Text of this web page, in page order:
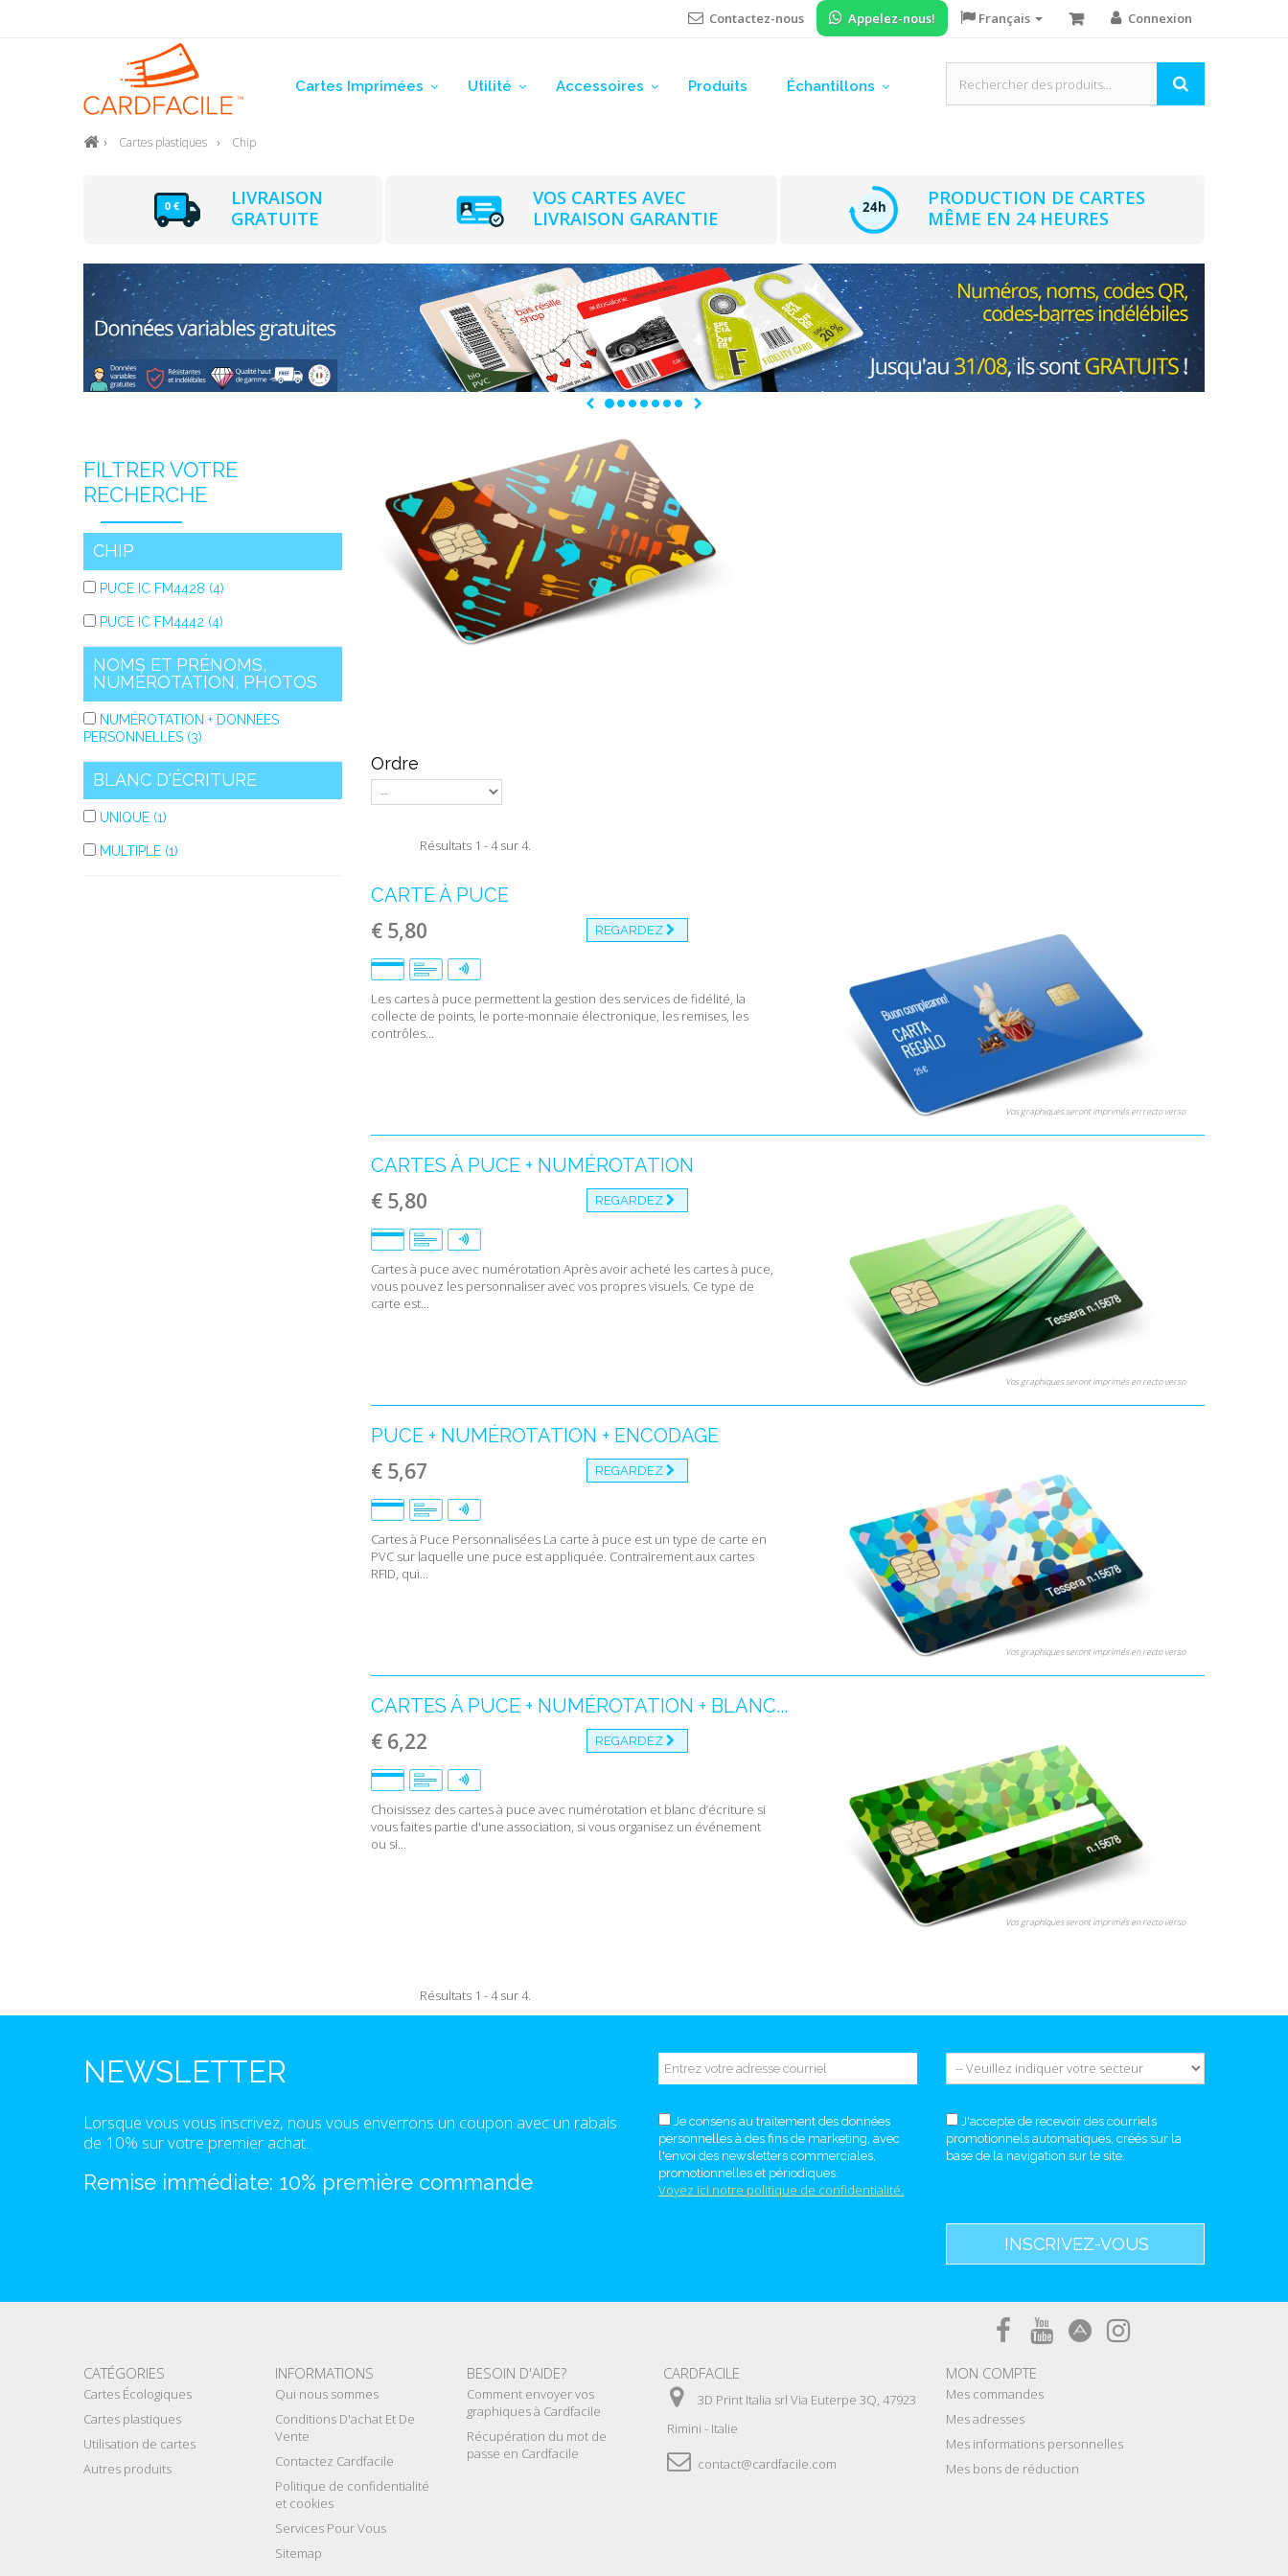
Connexion
Français
Contactez-nous Appelez-nous!
Cartes Imprimées Utilité Accessoires Produits Échantillons
Cartes plastiques Chip
LIVRAISON
GRATUITE
VOS CARTES AVEC
LIVRAISON GARANTIE
PRODUCTION DE CARTES
MÊME EN 24 HEURES
Previous
FILTRER VOTRE
RECHERCHE
CHIP
PUCE IC FM4428 (4)
PUCE IC FM4442 (4)
NOMS ET PRÉNOMS,
NUMÉROTATION, PHOTOS
NUMÉROTATION + DONNÉES
PERSONNELLES (3)
BLANC D'ÉCRITURE
UNIQUE (1)
MULTIPLE (1)
Ordre
Résultats 1 - 4 sur 4.
CARTE À PUCE
€ 5,80 REGARDEZ
Les cartes à puce permettent la gestion des services de fidélité, la
collecte de points, le porte-monnaie électronique, les remises, les
contrôles...
Vos graphiques seront imprimés en recto verso
CARTES À PUCE + NUMÉROTATION
€ 5,80 REGARDEZ
Cartes à puce avec numérotation Après avoir acheté les cartes à puce,
vous pouvez les personnaliser avec vos propres visuels. Ce type de
carte est...
Vos graphiques seront imprimés en recto verso
PUCE + NUMÉROTATION + ENCODAGE
€ 5,67 REGARDEZ
Cartes à Puce Personnalisées La carte à puce est un type de carte en
PVC sur laquelle une puce est appliquée. Contrairement aux cartes
RFID, qui...
Vos graphiques seront imprimés en recto verso
CARTES À PUCE + NUMÉROTATION + BLANC...
€ 6,22 REGARDEZ
Choisissez des cartes à puce avec numérotation et blanc d’écriture si
vous faites partie d'une association, si vous organisez un événement
ou si...
Vos graphiques seront imprimés en recto verso
Résultats 1 - 4 sur 4.
NEWSLETTER
Lorsque vous vous inscrivez, nous vous enverrons un coupon avec un rabais
de 10% sur votre premier achat.
Remise immédiate: 10% première commande
Je consens au traitement des données
personnelles à des fins de marketing, avec
l'envoi des newsletters commerciales,
promotionnelles et périodiques.
Voyez ici notre politique de confidentialité.
J'accepte de recevoir des courriels
promotionnels automatiques, créés sur la
base de la navigation sur le site.
INSCRIVEZ-VOUS
CATÉGORIES
Cartes Écologiques
Cartes plastiques
Utilisation de cartes
Autres produits
INFORMATIONS
Qui nous sommes
Conditions D'achat Et De
Vente
Contactez Cardfacile
Politique de confidentialité
et cookies
Services Pour Vous
Sitemap
BESOIN D'AIDE?
Comment envoyer vos
graphiques à Cardfacile
Récupération du mot de
passe en Cardfacile
CARDFACILE
3D Print Italia srl Via Euterpe 3Q, 47923
Rimini - Italie
contact@cardfacile.com
MON COMPTE
Mes commandes
Mes adresses
Mes informations personnelles
Mes bons de réduction